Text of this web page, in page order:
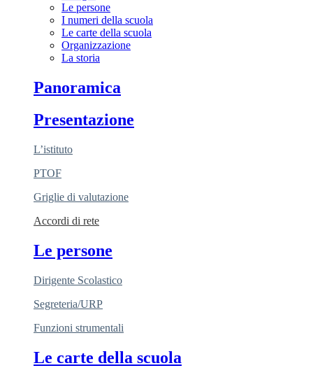
Le persone
I numeri della scuola
Le carte della scuola
Organizzazione
La storia
Panoramica
Presentazione
L’istituto
PTOF
Griglie di valutazione
Accordi di rete
Le persone
Dirigente Scolastico
Segreteria/URP
Funzioni strumentali
Le carte della scuola